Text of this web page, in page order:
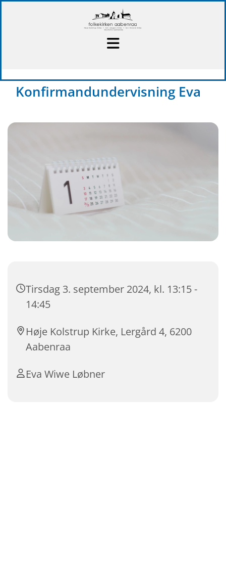
Konfirmandundervisning Eva
Tirsdag 3. september 2024, kl. 13:15 -
14:45
Høje Kolstrup Kirke, Lergård 4, 6200
Aabenraa
Eva Wiwe Løbner